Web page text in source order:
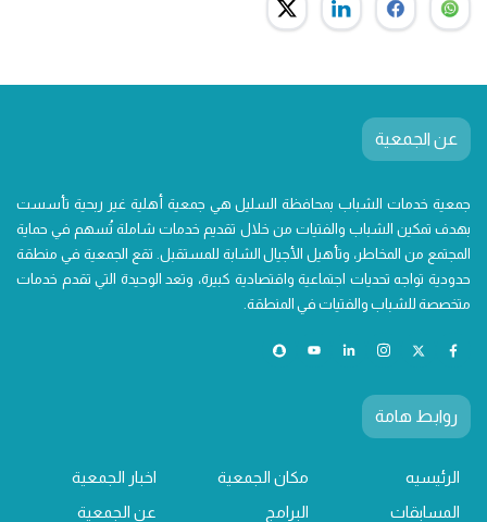
عن الجمعية
جمعية خدمات الشباب بمحافظة السليل هي جمعية أهلية غير ربحية تأسست
بهدف تمكين الشباب والفتيات من خلال تقديم خدمات شاملة تُسهم في حماية
المجتمع من المخاطر، وتأهيل الأجيال الشابة للمستقبل. تقع الجمعية في منطقة
حدودية تواجه تحديات اجتماعية واقتصادية كبيرة، وتعد الوحيدة التي تقدم خدمات
متخصصة للشباب والفتيات في المنطقة.
روابط هامة
الرئيسيه مكان الجمعية
اخبار الجمعية
المسابقات
البرامج
عن الجمعية